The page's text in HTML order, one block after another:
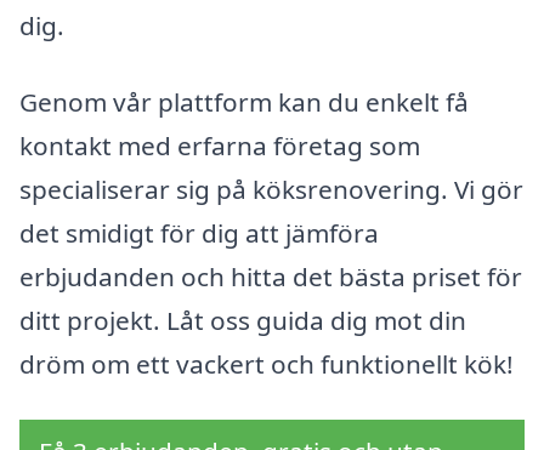
dig.
Genom vår plattform kan du enkelt få
kontakt med erfarna företag som
specialiserar sig på köksrenovering. Vi gör
det smidigt för dig att jämföra
erbjudanden och hitta det bästa priset för
ditt projekt. Låt oss guida dig mot din
dröm om ett vackert och funktionellt kök!